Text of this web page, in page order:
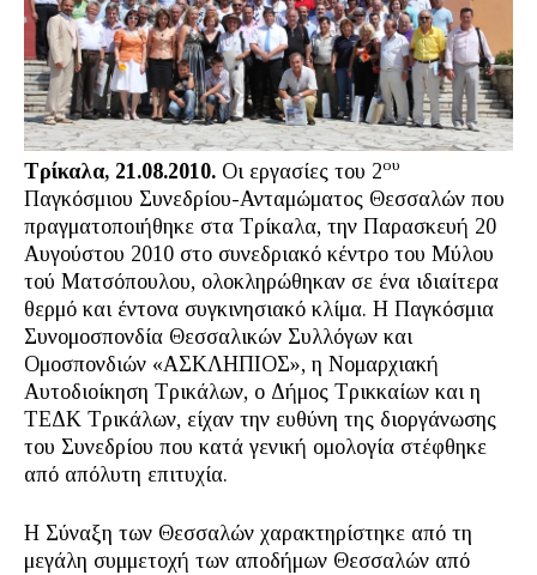
Τρίκαλα, 21.08.2010. Οι εργασίες του 2ου
Παγκόσμιου Συνεδρίου-Ανταμώματος Θεσσαλών που
πραγματοποιήθηκε στα Τρίκαλα, την Παρασκευή 20
Αυγούστου 2010 στο συνεδριακό κέντρο του Μύλου
τού Ματσόπουλου, ολοκληρώθηκαν σε ένα ιδιαίτερα
θερμό και έντονα συγκινησιακό κλίμα. Η Παγκόσμια
Συνομοσπονδία Θεσσαλικών Συλλόγων και
Ομοσπονδιών «ΑΣΚΛΗΠΙΟΣ», η Νομαρχιακή
Αυτοδιοίκηση Τρικάλων, ο Δήμος Τρικκαίων και η
ΤΕΔΚ Τρικάλων, είχαν την ευθύνη της διοργάνωσης
του Συνεδρίου που κατά γενική ομολογία στέφθηκε
από απόλυτη επιτυχία.
Η Σύναξη των Θεσσαλών χαρακτηρίστηκε από τη
μεγάλη συμμετοχή των αποδήμων Θεσσαλών από